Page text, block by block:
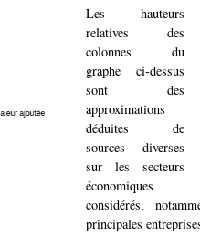
Les hauteurs
relatives des
colonnes du
graphe ci-dessus
sont des
approximations
déduites de
sources diverses
sur les secteurs
économiques
considérés,
principales